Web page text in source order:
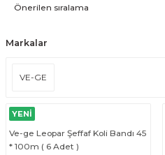
Markalar
VE-GE
YENİ
Ve-ge Leopar Şeffaf Koli Bandı 45
* 100m ( 6 Adet )